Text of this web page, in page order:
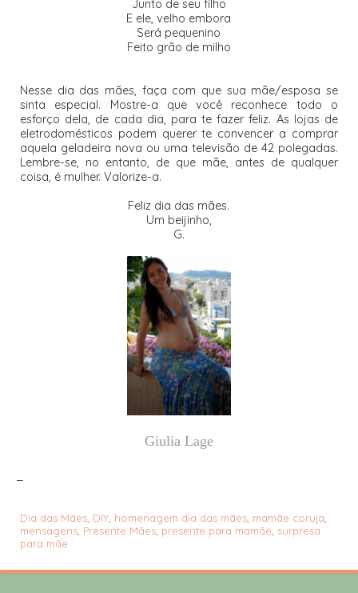
Junto de seu filho
E ele, velho embora
Será pequenino
Feito grão de milho
Nesse dia das mães, faça com que sua mãe/esposa se
sinta especial. Mostre-a que você reconhece todo o
esforço dela, de cada dia, para te fazer feliz. As lojas de
eletrodomésticos podem querer te convencer a comprar
aquela geladeira nova ou uma televisão de 42 polegadas.
Lembre-se, no entanto, de que mãe, antes de qualquer
coisa, é mulher. Valorize-a.
Feliz dia das mães.
Um beijinho,
G.
Giulia Lage
Dia das Mães, DIY, homenagem dia das mães, mamãe coruja,
mensagens, Presente Mães, presente para mamãe, surpresa
para mãe